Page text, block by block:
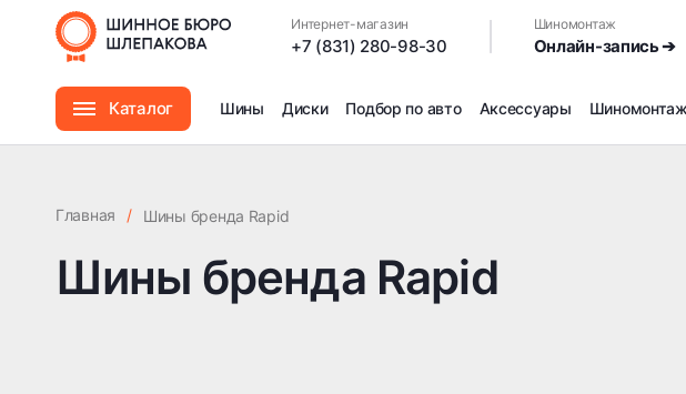
Интернет-магазин
+7 (831) 280-98-30
Шиномонтаж
Онлайн-запись ➔
Каталог Шины Диски Подбор по авто Аксессуары Шиномонтаж
Главная / Шины бренда Rapid
Шины бренда Rapid